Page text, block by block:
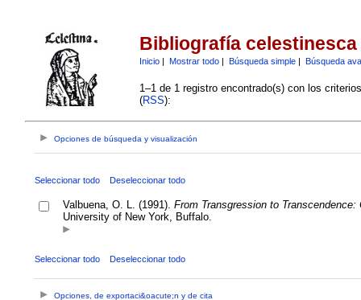
Bibliografía celestinesca
Inicio| Mostrar todo| Búsqueda simple| Búsqueda
1–1 de 1 registro encontrado(s) con los
(RSS):
Opciones de búsqueda y visualización
Seleccionar todo Deseleccionar todo
Valbuena, O. L. (1991). From Transgression to
University of New York, Buffalo.
Seleccionar todo Deseleccionar todo
Opciones, de exportaci&oacute;n y de cita